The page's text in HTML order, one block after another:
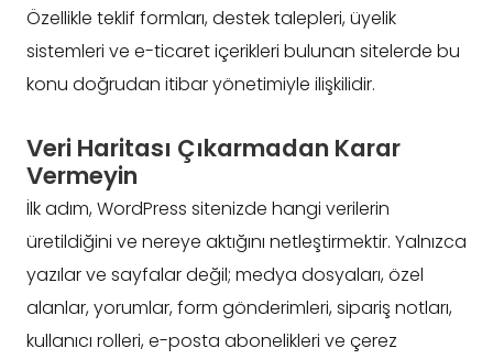
Özellikle teklif formları, destek talepleri, üyelik
sistemleri ve e-ticaret içerikleri bulunan sitelerde bu
konu doğrudan itibar yönetimiyle ilişkilidir.
Veri Haritası Çıkarmadan Karar
Vermeyin
İlk adım, WordPress sitenizde hangi verilerin
üretildiğini ve nereye aktığını netleştirmektir. Yalnızca
yazılar ve sayfalar değil; medya dosyaları, özel
alanlar, yorumlar, form gönderimleri, sipariş notları,
kullanıcı rolleri, e-posta abonelikleri ve çerez